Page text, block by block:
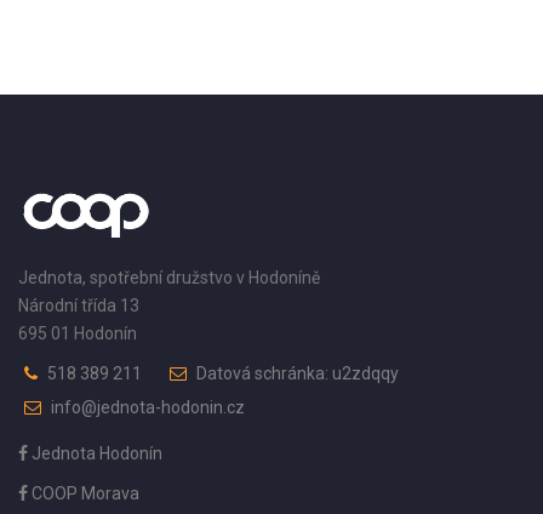
Jednota, spotřební družstvo v Hodoníně
Národní třída 13
695 01 Hodonín
518 389 211
Datová schránka: u2zdqqy
info@jednota-hodonin.cz
Jednota Hodonín
COOP Morava